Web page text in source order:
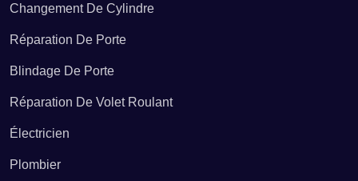
Débouchage de canalisation Archingeay
Débouchage de canalisation Ardillières
Changement De Cylindre
Réparation De Porte
Blindage De Porte
Réparation De Volet Roulant
Électricien
Plombier